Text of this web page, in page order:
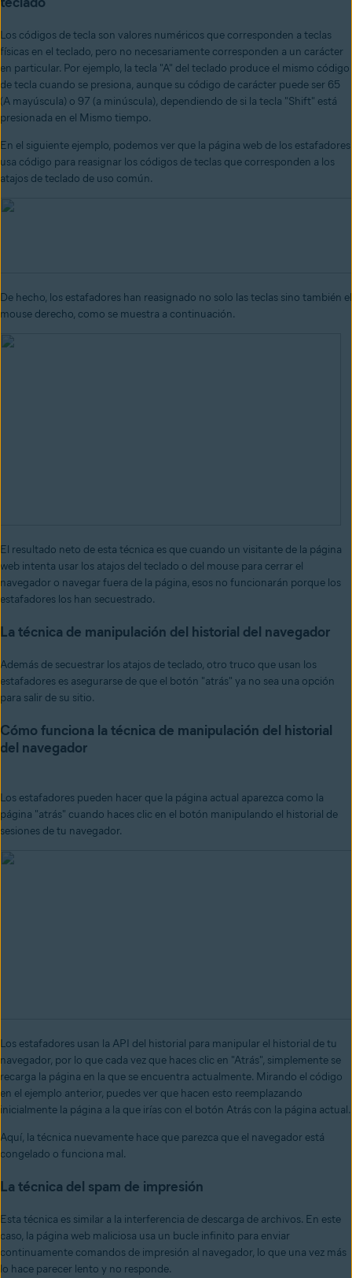
Los códigos de tecla son valores numéricos que corresponden a teclas
físicas en el teclado, pero no necesariamente corresponden a un carácter
en particular. Por ejemplo, la tecla "A" del teclado produce el mismo código
de tecla cuando se presiona, aunque su código de carácter puede ser 65
(A mayúscula) o 97 (a minúscula), dependiendo de si la tecla "Shift" está
presionada en el Mismo tiempo.
En el siguiente ejemplo, podemos ver que la página web de los estafadores
usa código para reasignar los códigos de teclas que corresponden a los
atajos de teclado de uso común.
De hecho, los estafadores han reasignado no solo las teclas sino también el
mouse derecho, como se muestra a continuación.
El resultado neto de esta técnica es que cuando un visitante de la página
web intenta usar los atajos del teclado o del mouse para cerrar el
navegador o navegar fuera de la página, esos no funcionarán porque los
estafadores los han secuestrado.
La técnica de manipulación del historial del navegador
Además de secuestrar los atajos de teclado, otro truco que usan los
estafadores es asegurarse de que el botón "atrás" ya no sea una opción
para salir de su sitio.
Cómo funciona la técnica de manipulación del historial
del navegador
Los estafadores pueden hacer que la página actual aparezca como la
página "atrás" cuando haces clic en el botón manipulando el historial de
sesiones de tu navegador.
Los estafadores usan la API del historial para manipular el historial de tu
navegador, por lo que cada vez que haces clic en "Atrás", simplemente se
recarga la página en la que se encuentra actualmente. Mirando el código
en el ejemplo anterior, puedes ver que hacen esto reemplazando
inicialmente la página a la que irías con el botón Atrás con la página actual.
Aquí, la técnica nuevamente hace que parezca que el navegador está
congelado o funciona mal.
La técnica del spam de impresión
Esta técnica es similar a la interferencia de descarga de archivos. En este
caso, la página web maliciosa usa un bucle infinito para enviar
continuamente comandos de impresión al navegador, lo que una vez más
lo hace parecer lento y no responde.